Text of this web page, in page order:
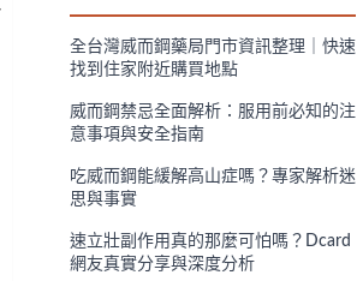
全台灣威而鋼藥局門市資訊整理｜快速
找到住家附近購買地點
威而鋼禁忌全面解析：服用前必知的注
意事項與安全指南
吃威而鋼能緩解高山症嗎？專家解析迷
思與事實
速立壯副作用真的那麼可怕嗎？Dcard
網友真實分享與深度分析